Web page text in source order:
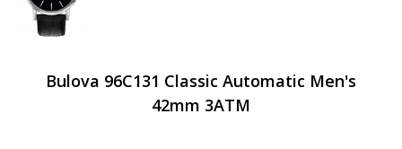
Bulova 96C131 Classic Automatic Men's
42mm 3ATM